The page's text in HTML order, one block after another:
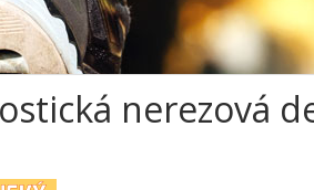
nerezová